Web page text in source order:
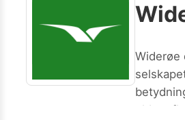
Send inn
Vil du være med i
Widerøe
eldste